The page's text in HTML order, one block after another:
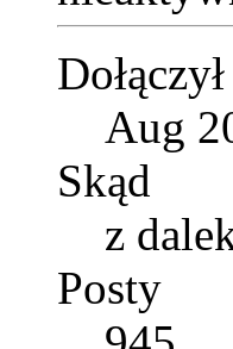
Dołączył
Aug
Skąd
z
Posty